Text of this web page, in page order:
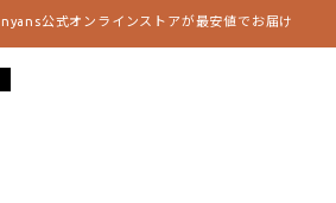
nyans公式オンラインストアが最安値でお届け